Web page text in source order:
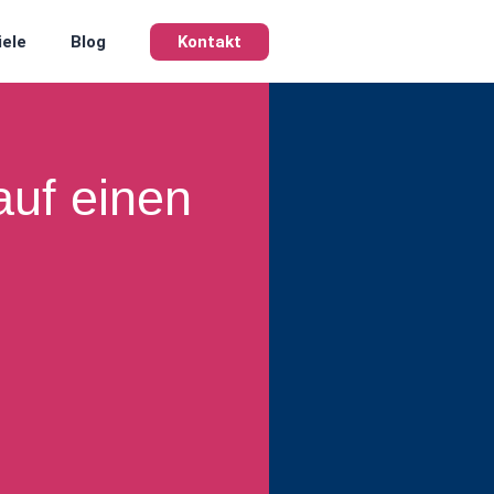
Blog Kontakt
einen